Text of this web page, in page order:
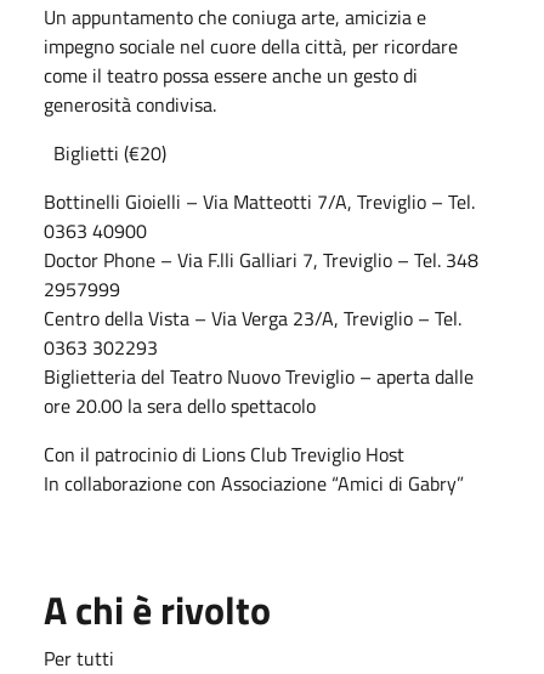
Un appuntamento che coniuga arte, amicizia e
impegno sociale nel cuore della città, per ricordare
come il teatro possa essere anche un gesto di
generosità condivisa.
Biglietti (€20)
Bottinelli Gioielli – Via Matteotti 7/A, Treviglio – Tel.
0363 40900
Doctor Phone – Via F.lli Galliari 7, Treviglio – Tel. 348
2957999
Centro della Vista – Via Verga 23/A, Treviglio – Tel.
0363 302293
Biglietteria del Teatro Nuovo Treviglio – aperta dalle
ore 20.00 la sera dello spettacolo
Con il patrocinio di Lions Club Treviglio Host
In collaborazione con Associazione “Amici di Gabry”
A chi è rivolto
Per tutti